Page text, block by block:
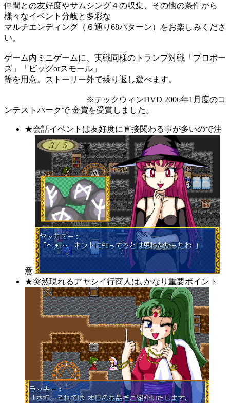
仲間との友好度やサムシング４の収集、その他の条件から
様々なイベント分岐と多彩な
マルチエンディング（６通り68パターン）をお楽しみくださ
い。
ゲーム内ミニゲームに、実戦同様のトランプ対戦「プロポー
ズ」「ビッグorスモール」
等を用意。ストーリー外で繰り返し遊べます。
※テックウィンDVD 2006年1月度のコ
ンテストパークで 金賞を受賞しました。
★会話イベントは友好度に直接関わる事が多いので注
意
★突然現れるアヤシイ行商人は､かなり重要ポイント